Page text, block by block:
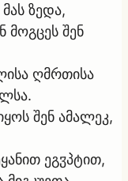
ზედა,
შენ
ღმრთისა
შენ ამალეკ,
ეგჳპტით,